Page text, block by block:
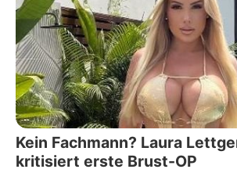
Kein Fachmann? Laura
kritisiert erste Brust-OP